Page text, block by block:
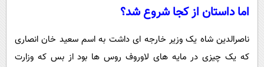
اما داستان از کجا شروع شد؟
ناصرالدین شاه یک وزیر خارجه ای داشت به اسم سعید خان انصاری
که یک چیزی در مایه های لاوروف روس ها بود از بس که وزارت